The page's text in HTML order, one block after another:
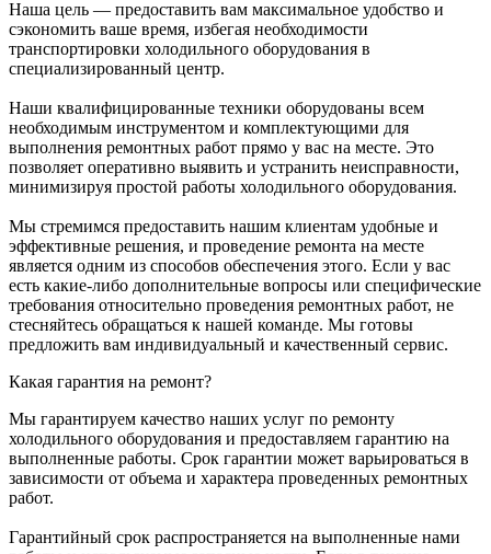
Наша цель — предоставить вам максимальное удобство и
сэкономить ваше время, избегая необходимости
транспортировки холодильного оборудования в
специализированный центр.
Наши квалифицированные техники оборудованы всем
необходимым инструментом и комплектующими для
выполнения ремонтных работ прямо у вас на месте. Это
позволяет оперативно выявить и устранить неисправности,
минимизируя простой работы холодильного оборудования.
Мы стремимся предоставить нашим клиентам удобные и
эффективные решения, и проведение ремонта на месте
является одним из способов обеспечения этого. Если у вас
есть какие-либо дополнительные вопросы или специфические
требования относительно проведения ремонтных работ, не
стесняйтесь обращаться к нашей команде. Мы готовы
предложить вам индивидуальный и качественный сервис.
Какая гарантия на ремонт?
Мы гарантируем качество наших услуг по ремонту
холодильного оборудования и предоставляем гарантию на
выполненные работы. Срок гарантии может варьироваться в
зависимости от объема и характера проведенных ремонтных
работ.
Гарантийный срок распространяется на выполненные нами